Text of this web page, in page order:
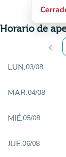
Horario de
chevron_left
LUN.03/08
MAR.04/08
MIÉ.05/08
JUE.06/08